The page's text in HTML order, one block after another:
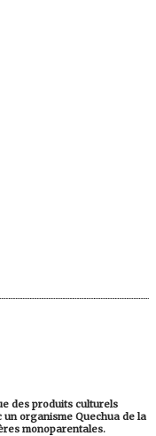
des produits culturels
organisme Quechua de la
monoparentales.